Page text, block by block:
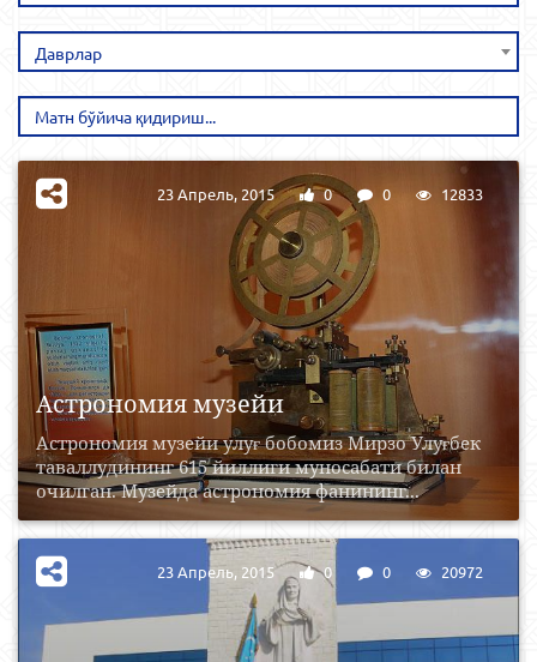
Даврлар
Астрономия музейи
Астрономия музейи улуғ бобомиз Мирзо Улуғбек
таваллудининг 615 йиллиги муносабати билан
очилган. Музейда астрономия фанининг...
23 Апрель, 2015 0 0 12833
23 Апрель, 2015 0 0 20972